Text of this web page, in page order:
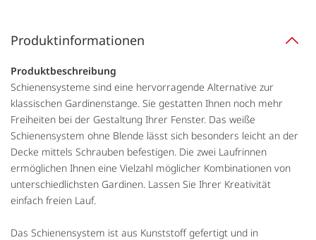
Produktinformationen
Produktbeschreibung
Schienensysteme sind eine hervorragende Alternative zur
klassischen Gardinenstange. Sie gestatten Ihnen noch mehr
Freiheiten bei der Gestaltung Ihrer Fenster. Das weiße
Schienensystem ohne Blende lässt sich besonders leicht an der
Decke mittels Schrauben befestigen. Die zwei Laufrinnen
ermöglichen Ihnen eine Vielzahl möglicher Kombinationen von
unterschiedlichsten Gardinen. Lassen Sie Ihrer Kreativität
einfach freien Lauf.
Das Schienensystem ist aus Kunststoff gefertigt und in